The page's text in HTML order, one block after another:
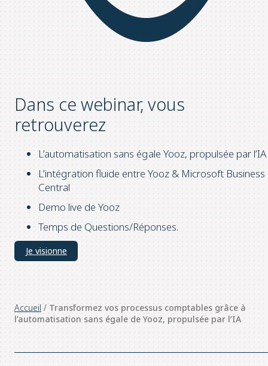
Dans ce webinar, vous
retrouverez
L’automatisation sans égale Yooz, propulsée par l’IA
L’intégration fluide entre Yooz & Microsoft Business
Central
Demo live de Yooz
Temps de Questions/Réponses.
Je visionne
Accueil / Transformez vos processus comptables grâce à
l’automatisation sans égale de Yooz, propulsée par l’IA